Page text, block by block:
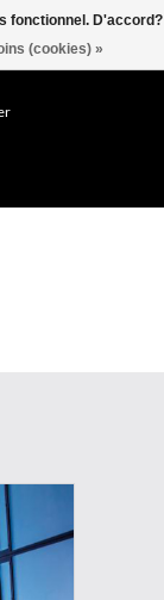
fonctionnel. D'accord?
(cookies) »